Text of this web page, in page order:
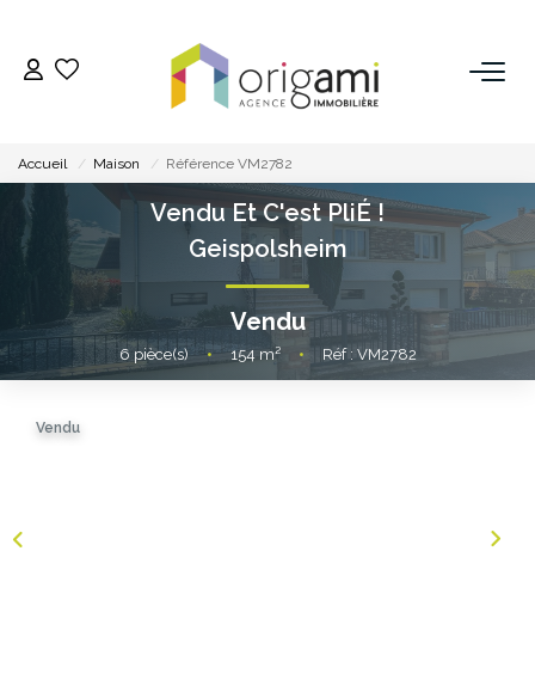
ACHETER
LOUER
VENDRE
Accueil Maison Référence VM2782
Vendu Et C'est PliÉ !
Geispolsheim
Vendu
6 pièce(s) • 154m² • Réf : VM2782
Vendu